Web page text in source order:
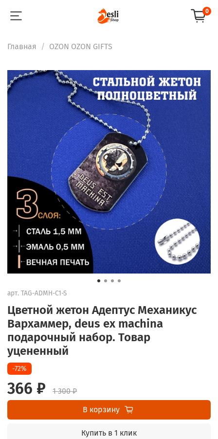
0
Главная OZON OZON GIFTS
арт. TAG-ADMH-C1-S
Цветной жетон Адептус Механикус
Вархаммер, deus ex machina
подарочный набор. Товар
уцененный
-72%
366 ₽
1 300 ₽
В корзину
Купить в 1 клик